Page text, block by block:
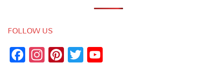
FOLLOW US
Facebook
Instagram
Pinterest
Twitter